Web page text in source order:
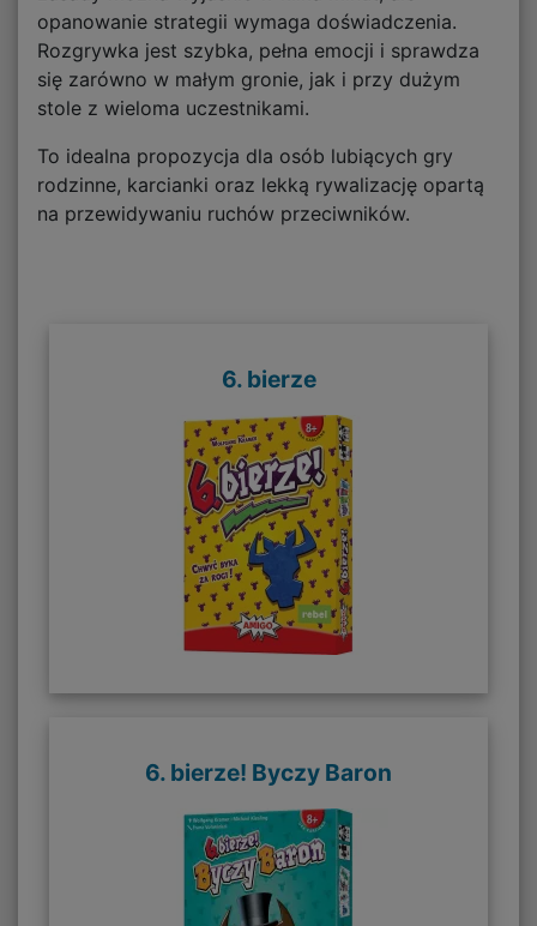
opanowanie strategii wymaga doświadczenia.
Rozgrywka jest szybka, pełna emocji i sprawdza
się zarówno w małym gronie, jak i przy dużym
stole z wieloma uczestnikami.
To idealna propozycja dla osób lubiących gry
rodzinne, karcianki oraz lekką rywalizację opartą
na przewidywaniu ruchów przeciwników.
6. bierze
6. bierze! Byczy Baron